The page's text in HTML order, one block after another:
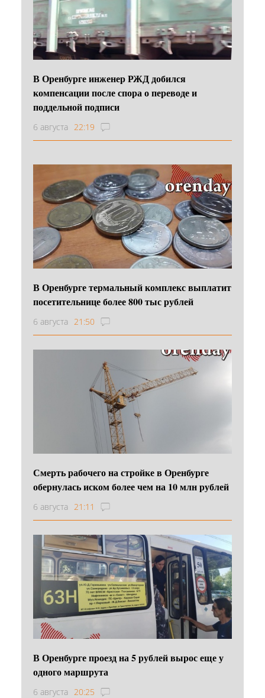
В Оренбурге инженер РЖД добился
компенсации после спора о переводе и
поддельной подписи
6 августа 22:19
В Оренбурге термальный комплекс выплатит
посетительнице более 800 тыс рублей
6 августа 21:50
Смерть рабочего на стройке в Оренбурге
обернулась иском более чем на 10 млн рублей
6 августа 21:11
В Оренбурге проезд на 5 рублей вырос еще у
одного маршрута
6 августа 20:25